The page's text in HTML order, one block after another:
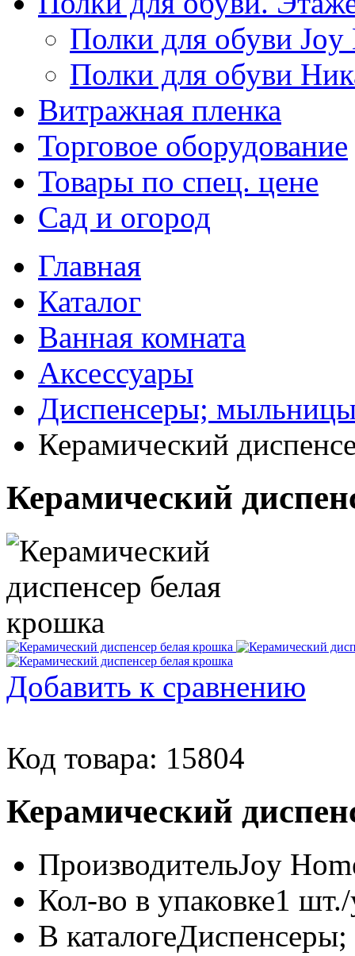
Полки для обуви Joy
Полки для обуви
Витражная пленка
Торговое оборудование
Товары по спец. цене
Сад и огород
Главная
Каталог
Ванная комната
Аксессуары
Диспенсеры;
Керамический
Керамический
Добавить к сравнению
Код товара: 15804
Керамический
ПроизводительJoy
Кол-во в упаковке1
В каталоге